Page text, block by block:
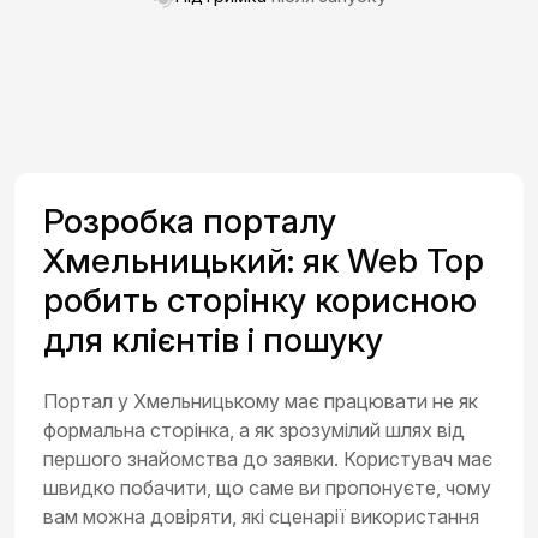
Розробка порталу
Хмельницький: як Web Top
робить сторінку корисною
для клієнтів і пошуку
Портал у Хмельницькому має працювати не як
формальна сторінка, а як зрозумілий шлях від
першого знайомства до заявки. Користувач має
швидко побачити, що саме ви пропонуєте, чому
вам можна довіряти, які сценарії використання